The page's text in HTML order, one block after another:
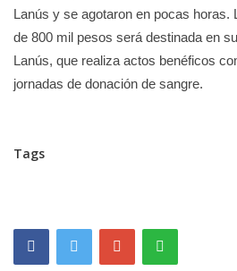
Lanús y se agotaron en pocas horas.
de 800 mil pesos será destinada en
Lanús, que realiza actos benéficos
jornadas de donación de sangre.
Tags